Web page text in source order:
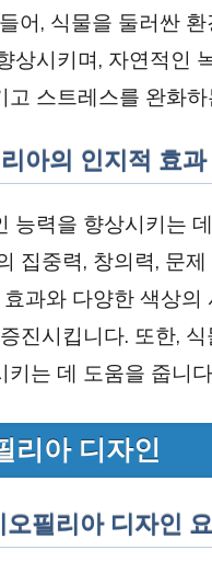
어, 식물을 둘러싼
상시키며, 자연적인
고 스트레스를 완화
아의 인지적 효과
능력을 향상시키는
집중력, 창의력, 문
과와 다양한 색상
진시킵니다. 또한,
키는 데 도움을 줍니
리아 디자인
오필리아 디자인